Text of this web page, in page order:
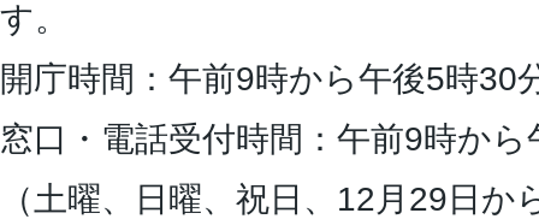
す。
開庁時間：午前9時から午後5時30
窓口・電話受付時間：午前9時か
（土曜、日曜、祝日、12月29日